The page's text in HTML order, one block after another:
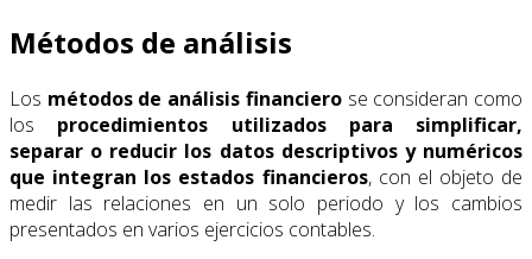
Métodos de análisis
Los métodos de análisis financierose consideran como
los procedimientos utilizados para simplificar,
separar o reducir los datos descriptivos y numéricos
que integran los estados financieros, con el objeto de
medir las relaciones en un solo periodo y los cambios
presentados en varios ejercicios contables.